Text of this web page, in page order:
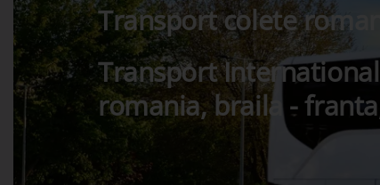
Transport colete
Transport
romania, braila -